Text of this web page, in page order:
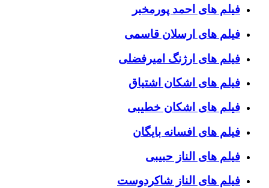
فیلم های احمد پورمخبر
فیلم های ارسلان قاسمی
فیلم های ارژنگ امیرفضلی
فیلم های اشکان اشتیاق
فیلم های اشکان خطیبی
فیلم های افسانه بایگان
فیلم های الناز حبیبی
فیلم های الناز شاکردوست